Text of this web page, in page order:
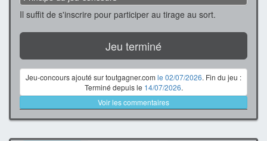
Il suffit de s'inscrire pour participer au tirage au sort.
Jeu terminé
Jeu-concours ajouté sur toutgagner.com le 02/07/2026. Fin du jeu :
Terminé depuis le 14/07/2026.
Voir les commentaires